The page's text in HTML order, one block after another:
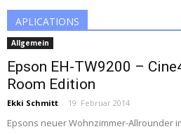
APLICATIONS
Allgemein
Epson EH-TW9200 –
Room Edition
Ekki Schmitt - 19. Februar 2014
Epsons neuer Wohnzimmer-Allrounder